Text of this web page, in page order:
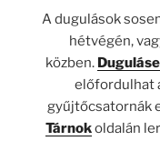
A dugulások
hétvégén,
közben.
előfordulhat
gyűjtőcsatornák
Tárnokoldalán